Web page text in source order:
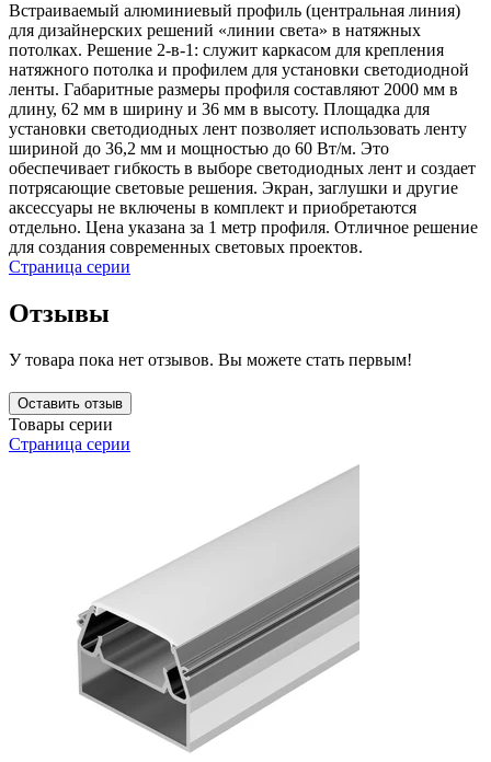
Встраиваемый алюминиевый профиль (центральная линия)
для дизайнерских решений «линии света» в натяжных
потолках. Решение 2-в-1: служит каркасом для крепления
натяжного потолка и профилем для установки светодиодной
ленты. Габаритные размеры профиля составляют 2000 мм в
длину, 62 мм в ширину и 36 мм в высоту. Площадка для
установки светодиодных лент позволяет использовать ленту
шириной до 36,2 мм и мощностью до 60 Вт/м. Это
обеспечивает гибкость в выборе светодиодных лент и создает
потрясающие световые решения. Экран, заглушки и другие
аксессуары не включены в комплект и приобретаются
отдельно. Цена указана за 1 метр профиля. Отличное решение
для создания современных световых проектов.
Страница серии
Отзывы
У товара пока нет отзывов. Вы можете стать первым!
Оставить отзыв
Товары серии
Страница серии